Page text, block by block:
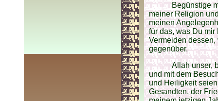
Begünstige
meiner Religion
meinen
für das, was Du
Vermeiden
gegenüber.
Allah unser,
und mit dem
und Heiligkeit
Gesandten, der